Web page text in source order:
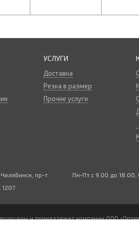
УСЛУГИ
Доставка
Резка в размер
Прочие услуги
пр-т
Пн-Пт с 9.00 до
и принадлежат компанииООО